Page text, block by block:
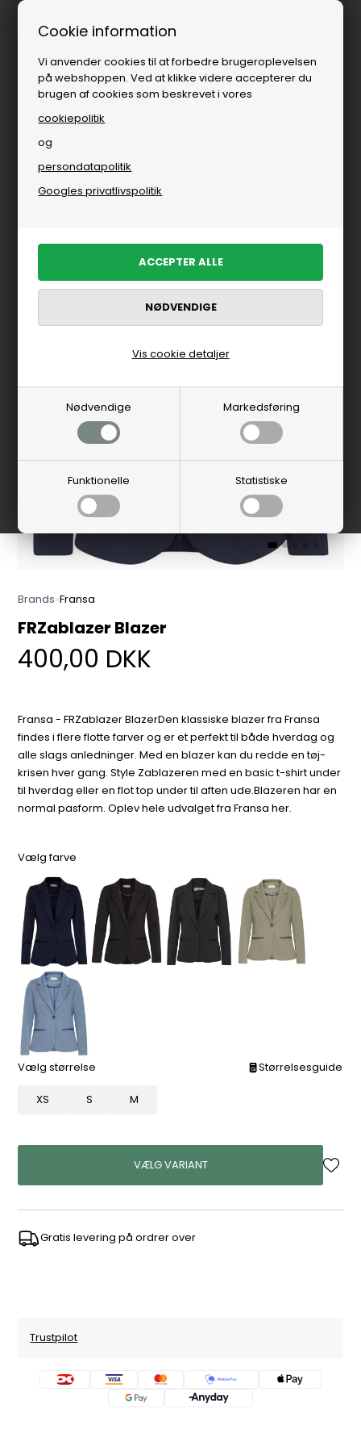
Cookie information
Vi anvender cookies til at forbedre brugeroplevelsen
på webshoppen. Ved at klikke videre accepterer du
brugen af cookies som beskrevet i vores
cookiepolitik
og
persondatapolitik
Googles privatlivspolitik
Nødvendige Markedsføring
Funktionelle Statistiske
Vis cookie detaljer
Brands»Fransa
FRZablazer Blazer
400,00 DKK
Fransa - FRZablazer BlazerDen klassiske blazer fra Fransa
findes i flere flotte farver og er et perfekt til både hverdag og
alle slags anledninger. Med en blazer kan du redde en tøj-
krisen hver gang. Style Zablazeren med en basic t-shirt under
til hverdag eller en flot top under til aften ude.Blazeren har en
normal pasform. Oplev hele udvalget fra Fransa her.
Vælg farve
Vælg størrelse Størrelsesguide
XS S M
VÆLG VARIANT
Gratis levering på ordrer over
Trustpilot